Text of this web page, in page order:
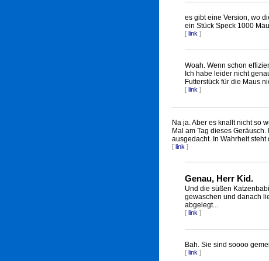
es gibt eine Version, wo
ein Stück Speck 1000
[ link ]
Woah. Wenn schon
Ich habe leider nicht
Futterstück für die Maus
[ link ]
Na ja. Aber es knallt nicht so
Mal am Tag dieses
ausgedacht. In Wahrheit
[ link ]
Genau, Herr Kid.
Und die süßen
gewaschen und danach
abgelegt...
[ link ]
Bah. Sie sind soooo
[ link ]